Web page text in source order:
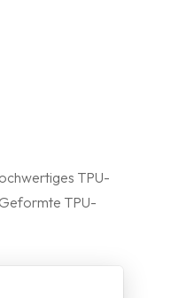
TPU-
TPU-